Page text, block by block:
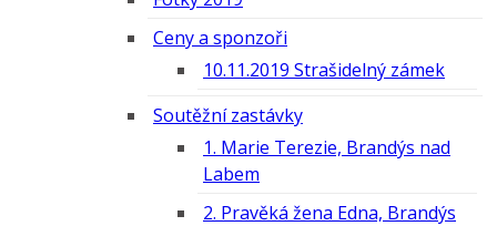
Ceny a sponzoři
10.11.2019 Strašidelný zámek
Soutěžní zastávky
1. Marie Terezie, Brandýs nad
Labem
2. Pravěká žena Edna, Brandýs